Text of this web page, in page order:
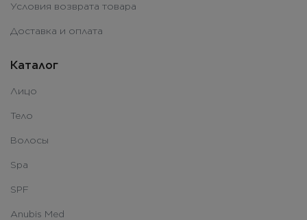
Условия возврата товара
Доставка и оплата
Каталог
Лицо
Тело
Волосы
Spa
SPF
Anubis Med